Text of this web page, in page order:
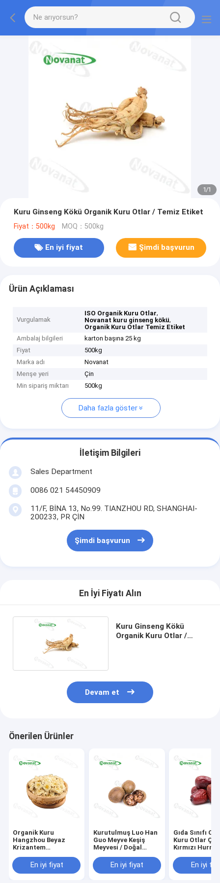
1/1
Kuru Ginseng Kökü Organik Kuru Otlar / Temiz Etiket
Fiyat：500kg MOQ：500kg
En iyi fiyat Şimdi başvurun
Ürün Açıklaması
Vurgulamak
ISO Organik Kuru Otlar,
Novanat kuru ginseng kökü,
Organik Kuru Otlar Temiz Etiket
Ambalaj bilgileri
karton başına 25 kg
Fiyat
500kg
Marka adı
Novanat
Menşe yeri
Çin
Min sipariş miktarı
500kg
Daha fazla göster
İletişim Bilgileri
Sales Department
0086 021 54450909
11/F, BİNA 13, No.99. TIANZHOU RD, SHANGHAI-
200233, PR ÇİN
Şimdi başvurun
En İyi Fiyatı Alın
Kuru Ginseng Kökü
Organik Kuru Otlar /
Devam et
Önerilen Ürünler
Organik Kuru
Hangzhou Beyaz
Krizantem
En iyi fiyat
Kurutulmuş Luo Han
Guo Meyve Keşiş
Meyvesi / Doğal
EtiketEn iyi fiyat
Gıda Sınıfı
Kuru Otlar Çin
Kırmızı Hurma
Açısından
Organik
En iyi